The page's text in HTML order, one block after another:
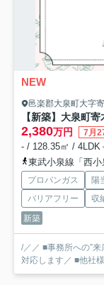
NEW
邑楽郡大泉町大字
2,380万円 7月
- / 128.35㎡ / 4LDK
東武小泉線「西
プロパンガス 陽
バリアフリー
収
新築
/／／ ■事務所への”
対応します／ ■他社